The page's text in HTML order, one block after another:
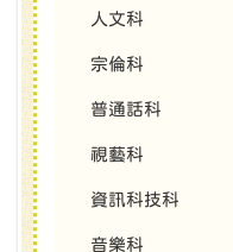
人文科
宗倫科
普通話科
視藝科
資訊科技科
音樂科